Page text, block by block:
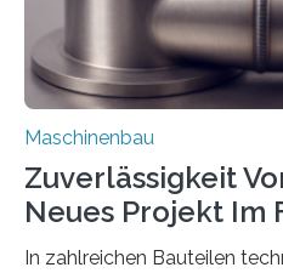
Maschinenbau
Zuverlässigkeit
Neues Projekt Im
In zahlreichen Bauteilen